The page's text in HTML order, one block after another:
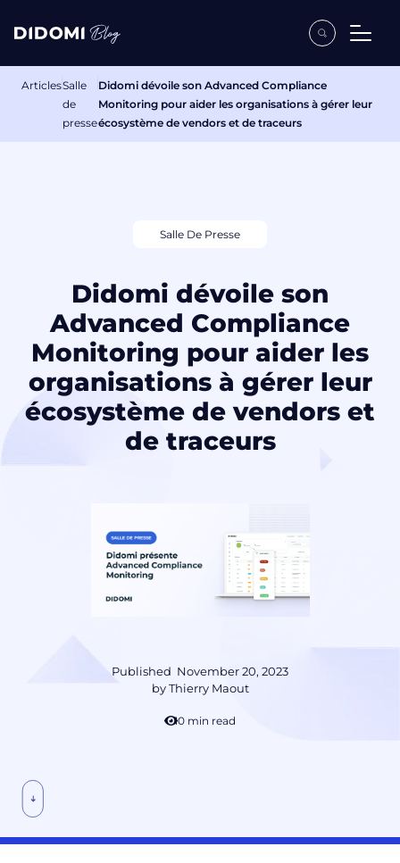
ArticlesSalle
de
presse
Didomi dévoile son Advanced Compliance
Monitoring pour aider les organisations à gérer leur
écosystème de vendors et de traceurs
Salle De Presse
Didomi dévoile son
Advanced Compliance
Monitoring pour aider les
organisations à gérer leur
écosystème de vendors et
de traceurs
Published November 20, 2023
byThierry Maout
10 min read